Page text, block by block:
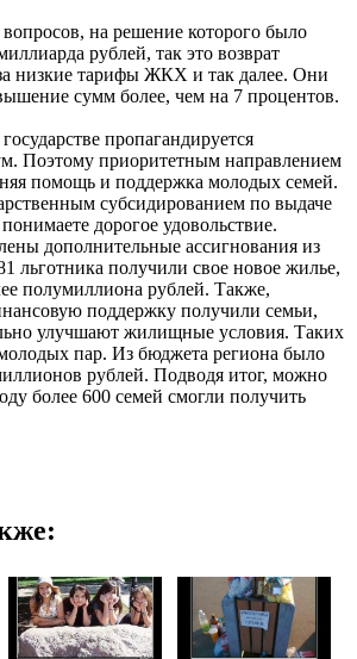
на решение которого было
рублей, так это возврат
низкие тарифы ЖКХ и так далее. Они
сумм более, чем на 7 процентов.
пропагандируется
Поэтому приоритетным направлением
помощь и поддержка молодых семей.
субсидированием по выдаче
дорогое удовольствие.
дополнительные ассигнования из
льготника получили свое новое жилье,
полумиллиона рублей. Также,
поддержку получили семьи,
улучшают жилищные условия. Таких
молодых пар. Из бюджета региона было
рублей. Подводя итог, можно
более 600 семей смогли получить